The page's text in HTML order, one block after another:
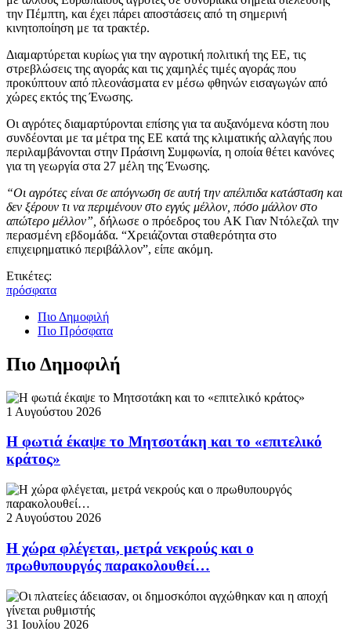
την Πέμπτη, και έχει πάρει αποστάσεις από τη σημερινή
κινητοποίηση με τα τρακτέρ.
Διαμαρτύρεται κυρίως για την αγροτική πολιτική της ΕΕ, τις
στρεβλώσεις της αγοράς και τις χαμηλές τιμές αγοράς που
προκύπτουν από πλεονάσματα εν μέσω φθηνών εισαγωγών από
χώρες εκτός της Ένωσης.
Οι αγρότες διαμαρτύρονται επίσης για τα αυξανόμενα κόστη που
συνδέονται με τα μέτρα της ΕΕ κατά της κλιματικής αλλαγής που
περιλαμβάνονται στην Πράσινη Συμφωνία, η οποία θέτει κανόνες
για τη γεωργία στα 27 μέλη της Ένωσης.
“Οι αγρότες είναι σε απόγνωση σε αυτή την απέλπιδα κατάσταση και
δεν ξέρουν τι να περιμένουν στο εγγύς μέλλον, πόσο μάλλον στο
απώτερο μέλλον”, δήλωσε ο πρόεδρος του AK Γιαν Ντόλεζαλ την
περασμένη εβδομάδα. “Χρειάζονται σταθερότητα στο
επιχειρηματικό περιβάλλον”, είπε ακόμη.
Ετικέτες:
πρόσφατα
Πιο Δημοφιλή
Πιο Πρόσφατα
Πιο Δημοφιλή
1 Αυγούστου 2026
Η φωτιά έκαψε το Μητσοτάκη και το «επιτελικό
κράτος»
2 Αυγούστου 2026
Η χώρα φλέγεται, μετρά νεκρούς και ο
πρωθυπουργός παρακολουθεί…
31 Ιουλίου 2026